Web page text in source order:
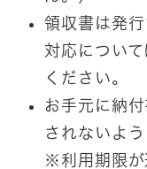
領収書は発行
対応につい
ください。
お手元に納
されないよ
※利用期限が